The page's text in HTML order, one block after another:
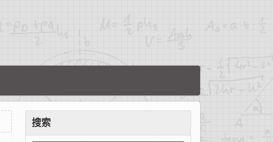
搜索